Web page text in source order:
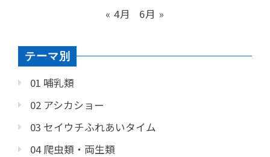
« 4月 6月 »
テーマ別
01 哺乳類
02 アシカショー
03 セイウチふれあいタイム
04 爬虫類・両生類